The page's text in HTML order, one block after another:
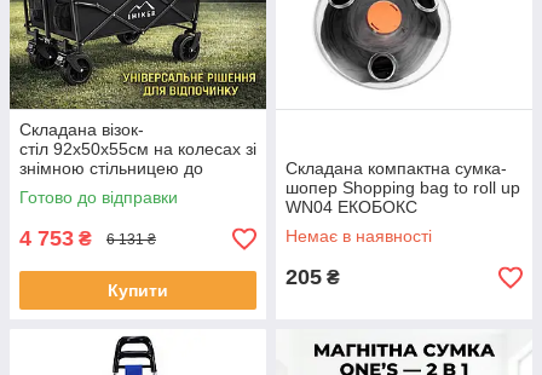
Складана візок-
стіл 92х50х55см на колесах зі
знімною стільницею до
200кг TKMP-03 ЕКОБОКС
Готово до відправки
4 753 ₴ 6 131 ₴
Купити
Складана компактна сумка-
шопер Shopping bag to roll up
WN04 ЕКОБОКС
Немає в наявності
205 ₴